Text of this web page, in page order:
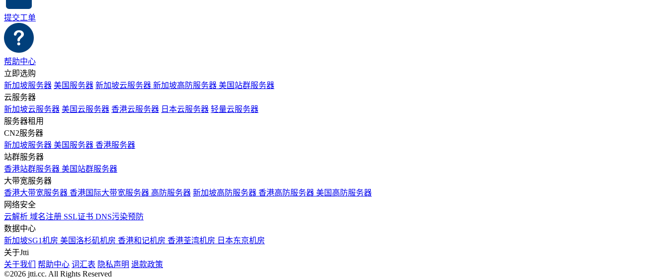
提交工单
帮助中心
立即选购
新加坡服务器 美国服务器 新加坡云服务器 新加坡高防服务器 美国站群服务器
云服务器
新加坡云服务器 美国云服务器 香港云服务器 日本云服务器 轻量云服务器
服务器租用
CN2服务器
新加坡服务器 美国服务器 香港服务器
站群服务器
香港站群服务器 美国站群服务器
大带宽服务器
香港大带宽服务器 香港国际大带宽服务器 高防服务器 新加坡高防服务器 香港高防服务器 美国高防服务器
网络安全
云解析 域名注册 SSL证书 DNS污染预防
数据中心
新加坡SG1机房 美国洛杉矶机房 香港和记机房 香港荃湾机房 日本东京机房
关于Jtti
关于我们
帮助中心 词汇表 隐私声明 退款政策
©2026 jtti.cc. All Rights Reserved